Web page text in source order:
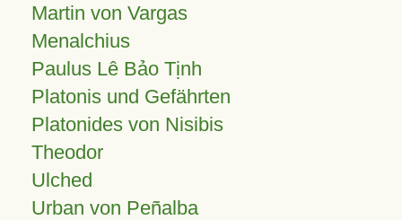
Martin von Vargas
Menalchius
Paulus Lê Bảo Tịnh
Platonis und Gefährten
Platonides von Nisibis
Theodor
Ulched
Urban von Peñalba